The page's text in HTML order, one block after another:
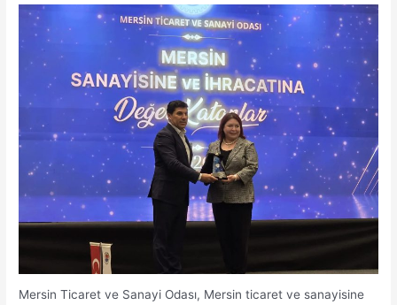
Mersin Ticaret ve Sanayi Odası, Mersin ticaret ve sanayisine